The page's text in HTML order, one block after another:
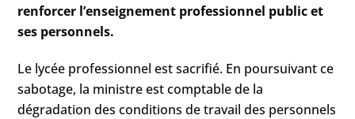
renforcer l’enseignement professionnel public et
ses personnels.
Le lycée professionnel est sacrifié. En poursuivant ce
sabotage, la ministre est comptable de la
dégradation des conditions de travail des personnels